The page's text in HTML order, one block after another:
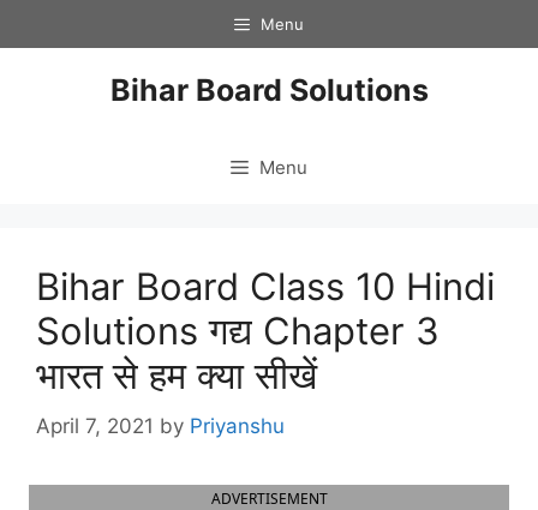
to
Menu
Bihar Board Solutions
Menu
Bihar Board Class 10 Hindi
Solutions गद्य Chapter 3
भारत से हम क्या सीखें
April 7, 2021 by Priyanshu
ADVERTISEMENT